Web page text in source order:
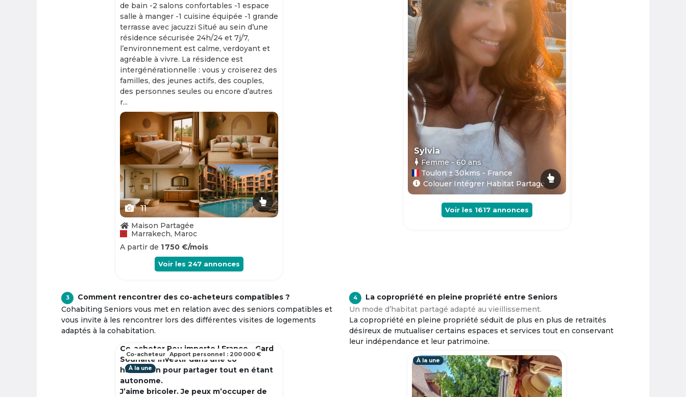
de bain -2 salons confortables -1 espace
salle à manger -1 cuisine équipée -1 grande
terrasse avec jacuzzi Situé au sein d’une
résidence sécurisée 24h/24 et 7j/7,
l’environnement est calme, verdoyant et
agréable à vivre. La résidence est
intergénérationnelle : vous y croiserez des
familles, des jeunes actifs, des couples,
des personnes seules ou encore d’autres
r...
Slide 1 of 11
11
Maison Partagée
Marrakech, Maroc
A partir de 1 750 €/mois
Voir les 247 annonces
Sylvia
Femme - 60ans
Toulon ± 30kms - France
Colouer Intégrer Habitat Partagé
Voir les 1617 annonces
3
Comment rencontrer des co-acheteurs compatibles ?
Cohabiting Seniors vous met en relation avec des seniors compatibles et
vous invite à les rencontrer lors des différentes visites de logements
adaptés à la cohabitation.
Co-acheter Peu importe | France - Gard
Souhaite investir dans une co
habitation pour partager tout en étant
autonome.
J’aime bricoler. Je peux m’occuper de
À la une
Co-acheteur Apport personnel : 200 000 €
4
La copropriété en pleine propriété entre Seniors
Un mode d’habitat partagé adapté au vieillissement.
La copropriété en pleine propriété séduit de plus en plus de retraités
désireux de mutualiser certains espaces et services tout en conservant
leur indépendance et leur patrimoine.
À la une